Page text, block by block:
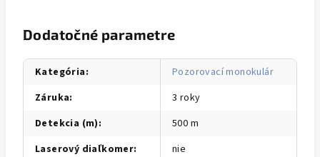
Dodatočné parametre
Kategória:
Pozorovací monokulár
Záruka:
3 roky
Detekcia (m):
500 m
Laserový diaľkomer:
nie